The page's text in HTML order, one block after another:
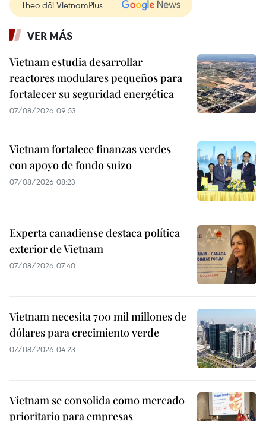
Theo dõi VietnamPlus
VER MÁS
Vietnam estudia desarrollar
reactores modulares pequeños para
fortalecer su seguridad energética
07/08/2026 09:53
Vietnam fortalece finanzas verdes
con apoyo de fondo suizo
07/08/2026 08:23
Experta canadiense destaca política
exterior de Vietnam
07/08/2026 07:40
Vietnam necesita 700 mil millones de
dólares para crecimiento verde
07/08/2026 04:23
Vietnam se consolida como mercado
prioritario para empresas